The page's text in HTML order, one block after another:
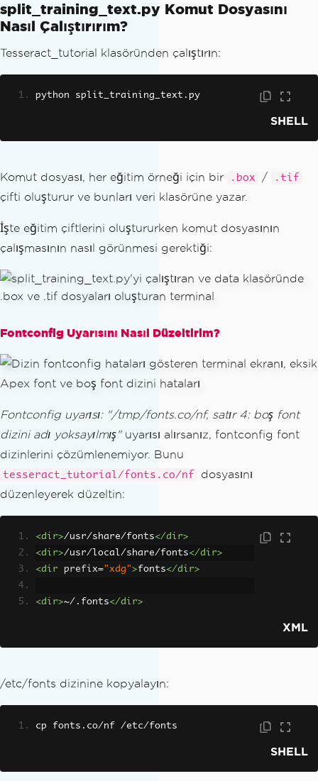
split_training_text.py Komut Dosyasını
Nasıl Çalıştırırım?
Tesseract_tutorial klasöründen çalıştırın:
python split_training_text . py
SHELL
Komut dosyası, her eğitim örneği için bir .box / .tif
çifti oluşturur ve bunları veri klasörüne yazar.
İşte eğitim çiftlerini oluştururken komut dosyasının
çalışmasının nasıl görünmesi gerektiği:
Fontconfig Uyarısını Nasıl Düzeltirim?
Fontconfig uyarısı: "/tmp/fonts.co/nf, satır 4: boş font
dizini adı yoksayılmış"uyarısı alırsanız, fontconfig font
dizinlerini çözümlenemiyor. Bunu
tesseract_tutorial/fonts.co/nf
dosyasını
düzenleyerek düzeltin:
<dir>/usr/share/fonts</dir>
<dir>/usr/local/share/fonts</dir>
<dir
prefix="xdg">fonts</dir>
<dir>~/.fonts</dir>
XML
/etc/fonts dizinine kopyalayın:
cp fonts . co/ nf /etc/ fonts
SHELL